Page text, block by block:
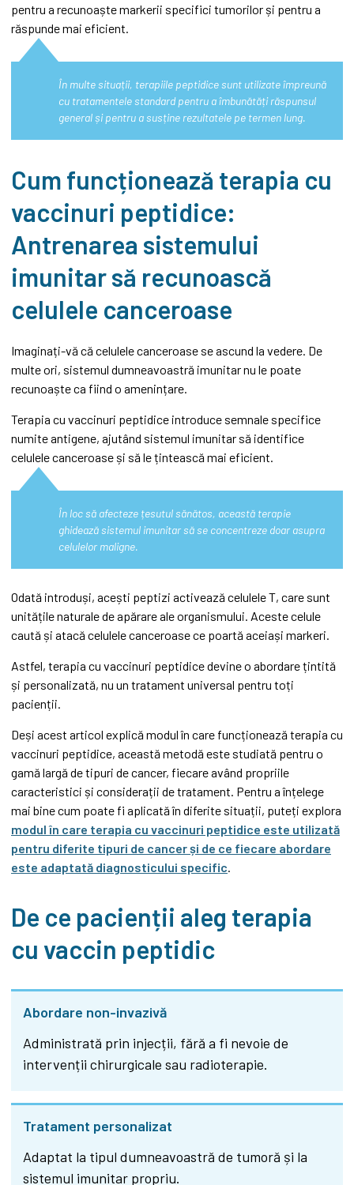
pentru a recunoaște markerii specifici tumorilor și pentru a
răspunde mai eficient.
În multe situații, terapiile peptidice sunt utilizate împreună
cu tratamentele standard pentru a îmbunătăți răspunsul
general și pentru a susține rezultatele pe termen lung.
Cum funcționează terapia cu
vaccinuri peptidice:
Antrenarea sistemului
imunitar să recunoască
celulele canceroase
Imaginați-vă că celulele canceroase se ascund la vedere. De
multe ori, sistemul dumneavoastră imunitar nu le poate
recunoaște ca fiind o amenințare.
Terapia cu vaccinuri peptidice introduce semnale specifice
numite antigene, ajutând sistemul imunitar să identifice
celulele canceroase și să le țintească mai eficient.
În loc să afecteze țesutul sănătos, această terapie
ghidează sistemul imunitar să se concentreze doar asupra
celulelor maligne.
Odată introduși, acești peptizi activează celulele T, care sunt
unitățile naturale de apărare ale organismului. Aceste celule
caută și atacă celulele canceroase ce poartă aceiași markeri.
Astfel, terapia cu vaccinuri peptidice devine o abordare țintită
și personalizată, nu un tratament universal pentru toți
pacienții.
Deși acest articol explică modul în care funcționează terapia cu
vaccinuri peptidice, această metodă este studiată pentru o
gamă largă de tipuri de cancer, fiecare având propriile
caracteristici și considerații de tratament. Pentru a înțelege
mai bine cum poate fi aplicată în diferite situații, puteți explora
modul în care terapia cu vaccinuri peptidice este utilizată
pentru diferite tipuri de cancer și de ce fiecare abordare
este adaptată diagnosticului specific.
De ce pacienții aleg terapia
cu vaccin peptidic
Abordare non-invazivă
Administrată prin injecții, fără a fi nevoie de
intervenții chirurgicale sau radioterapie.
Tratament personalizat
Adaptat la tipul dumneavoastră de tumoră și la
sistemul imunitar propriu.